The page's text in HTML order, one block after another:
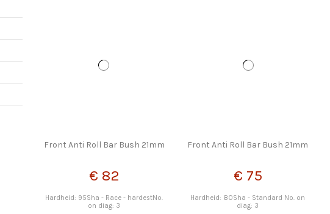
Front Anti Roll Bar Bush 21mm
€ 82
Hardheid: 95Sha - Race - hardestNo.
on diag: 3
Front Anti Roll Bar Bush 21mm
€ 75
Hardheid: 80Sha - Standard No. on
diag: 3